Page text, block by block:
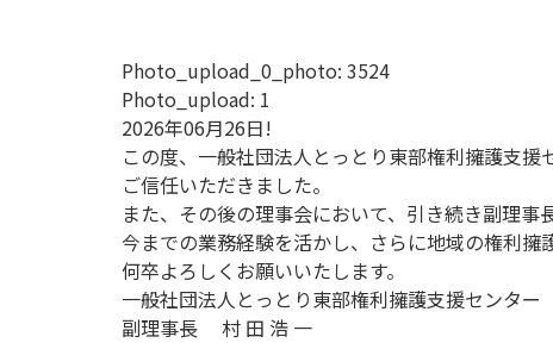
Photo_upload_0_photo: 3524
Photo_upload: 1
2026年06月26日!
この度、一般社団法人とっとり東部権利擁護支
ご信任いただきました。
また、その後の理事会において、引き続き副理事
今までの業務経験を活かし、さらに地域の権利擁
何卒よろしくお願いいたします。
一般社団法人とっとり東部権利擁護支援センター
副理事長 村 田 浩 一